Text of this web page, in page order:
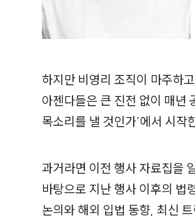
하지만 비영리 조직이 마주하
아젠다들은 큰 진전 없이 매년
목소리를 낼 것인가’에서 시작
과거라면 이전 행사 자료집을
바탕으로 지난 행사 이후의 법
논의와 해외 입법 동향, 최신